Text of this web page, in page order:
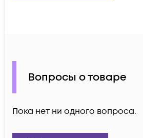
Вопросы о товаре
Пока нет ни одного вопроса.